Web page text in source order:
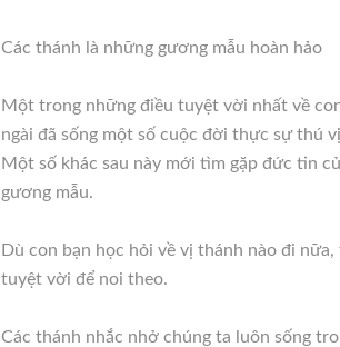
Các thánh là những gương mẫu hoàn hảo
Một trong những điều tuyệt vời nhất về
ngài đã sống một số cuộc đời thực sự thú
Một số khác sau này mới tìm gặp đức tin
gương mẫu.
Dù con bạn học hỏi về vị thánh nào đi
tuyệt vời để noi theo.
Các thánh nhắc nhở chúng ta luôn sống